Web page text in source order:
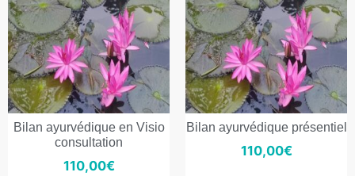
Bilan ayurvédique en Visio
consultation
110,00€
Bilan ayurvédique présentiel
110,00€